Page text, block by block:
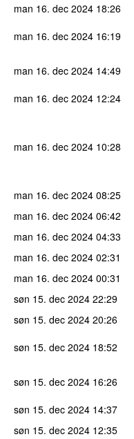
man 16. dec 2024 18:26
man 16. dec 2024 16:19
man 16. dec 2024 14:49
man 16. dec 2024 12:24
man 16. dec 2024 10:28
man 16. dec 2024 08:25
man 16. dec 2024 06:42
man 16. dec 2024 04:33
man 16. dec 2024 02:31
man 16. dec 2024 00:31
søn 15. dec 2024 22:29
søn 15. dec 2024 20:26
søn 15. dec 2024 18:52
søn 15. dec 2024 16:26
søn 15. dec 2024 14:37
søn 15. dec 2024 12:35